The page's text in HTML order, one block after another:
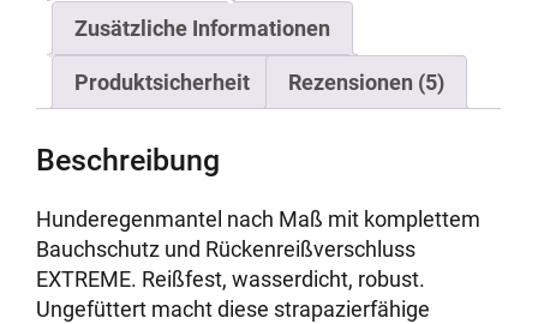
Zusätzliche Informationen
Produktsicherheit Rezensionen (5)
Beschreibung
Hunderegenmantel nach Maß mit komplettem
Bauchschutz und Rückenreißverschluss
EXTREME. Reißfest, wasserdicht, robust.
Ungefüttert macht diese strapazierfähige